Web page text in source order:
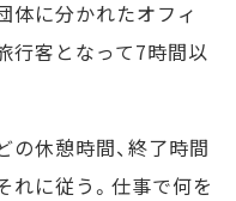
体に分かれたオフィ
行客となって7時間以
の休憩時間、終了時間
れに従う。仕事で何を